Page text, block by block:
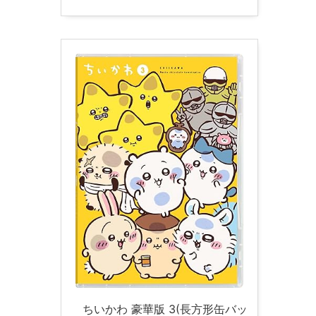
ちいかわ 豪華版 3(長方形缶バッ